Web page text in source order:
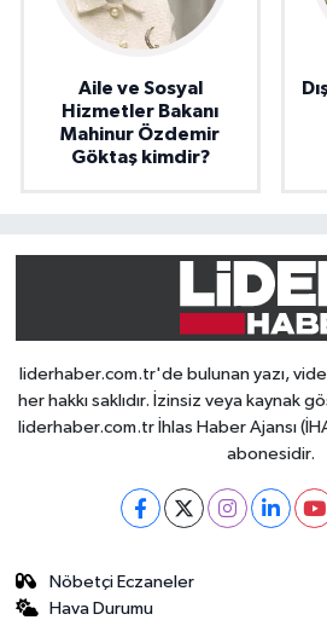
Aile ve Sosyal
Hizmetler Bakanı
Mahinur Özdemir
Göktaş kimdir?
liderhaber.com.tr'de bulunan yazı,
her hakkı saklıdır. İzinsiz veya kaynak
liderhaber.com.tr İhlas Haber Ajansı
abonesidir.
Nöbetçi Eczaneler
Hava Durumu